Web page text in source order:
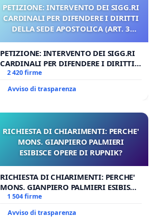
PETIZIONE: INTERVENTO DEI SIGG.RI
CARDINALI PER DIFENDERE I DIRITTI
DELLA SEDE APOSTOLICA (ART. 3
PETIZIONE: INTERVENTO DEI SIGG.RI
CARDINALI PER DIFENDERE I DIRITTI
DELLA SEDE APOSTOLICA (ART. 3 UDG)
2 420 firme
Avviso di trasparenza
RICHIESTA DI CHIARIMENTI: PERCHE'
MONS. GIANPIERO PALMIERI
ESIBISCE OPERE DI RUPNIK?
RICHIESTA DI CHIARIMENTI: PERCHE'
MONS. GIANPIERO PALMIERI ESIBISCE
OPERE DI RUPNIK?
1 504 firme
Avviso di trasparenza